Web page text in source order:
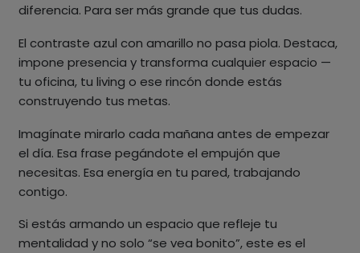
diferencia. Para ser más grande que tus dudas.
El contraste azul con amarillo no pasa piola. Destaca,
impone presencia y transforma cualquier espacio —
tu oficina, tu living o ese rincón donde estás
construyendo tus metas.
Imagínate mirarlo cada mañana antes de empezar
el día. Esa frase pegándote el empujón que
necesitas. Esa energía en tu pared, trabajando
contigo.
Si estás armando un espacio que refleje tu
mentalidad y no solo “se vea bonito”, este es el